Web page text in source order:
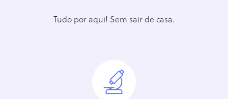
Tudo por aqui! Sem sair de casa.